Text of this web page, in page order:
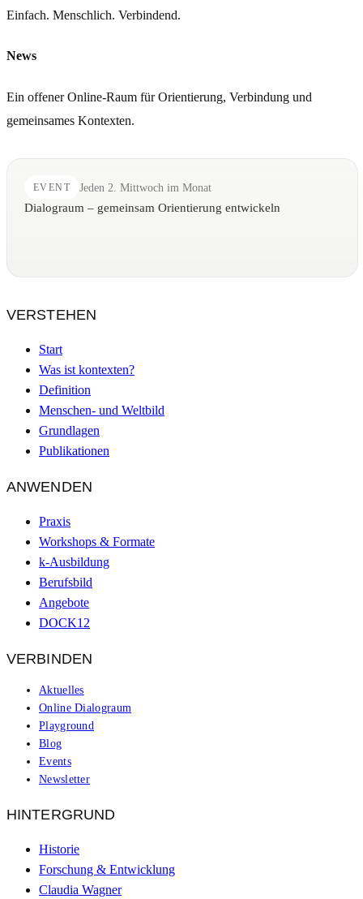
Einfach. Menschlich. Verbindend.
News
Ein offener Online-Raum für Orientierung, Verbindung und
gemeinsames Kontexten.
EVENT Jeden 2. Mittwoch im Monat
Dialograum – gemeinsam Orientierung entwickeln
VERSTEHEN
Start
Was ist kontexten?
Definition
Menschen- und Weltbild
Grundlagen
Publikationen
ANWENDEN
Praxis
Workshops & Formate
k-Ausbildung
Berufsbild
Angebote
DOCK12
VERBINDEN
Aktuelles
Online Dialograum
Playground
Blog
Events
Newsletter
HINTERGRUND
Historie
Forschung & Entwicklung
Claudia Wagner